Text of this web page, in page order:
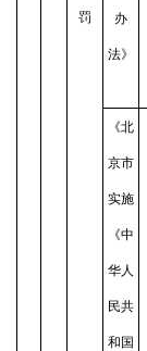
罚 办
法》
《北
京市
实施
《中
华人
民共
和国